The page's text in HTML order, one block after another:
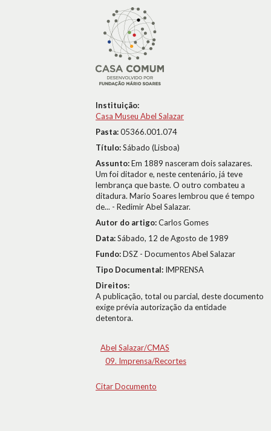
Instituição:
Casa Museu Abel Salazar
Pasta:05366.001.074
Título:Sábado (Lisboa)
Assunto:Em 1889 nasceram dois salazares.
Um foi ditador e, neste centenário, já teve
lembrança que baste. O outro combateu a
ditadura. Mario Soares lembrou que é tempo
de... - Redimir Abel Salazar.
Autor do artigo:Carlos Gomes
Data:Sábado, 12 de Agosto de 1989
Fundo:DSZ - Documentos Abel Salazar
Tipo Documental: IMPRENSA
Direitos:
A publicação, total ou parcial, deste documento
exige prévia autorização da entidade
detentora.
Abel Salazar/CMAS
09. Imprensa/Recortes
Citar Documento